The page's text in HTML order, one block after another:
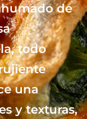
de
todo
una
y texturas,